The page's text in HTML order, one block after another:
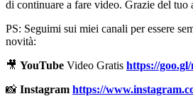
di continuare a fare video. Grazie del tuo
PS: Seguimi sui miei canali per essere
novità:
🎥 YouTube Video Gratis https://
📸 Instagram https://